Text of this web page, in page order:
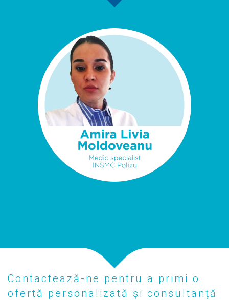
Contactează-ne pentru a primi o
ofertă personalizată și consultanță